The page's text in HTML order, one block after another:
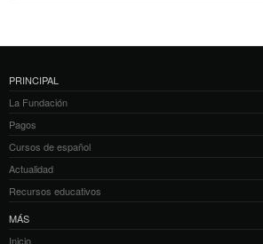
PRINCIPAL
La Fundación
Pagos
Cursos de español
Actualidad
Recursos educativos
MÁS
Inicio